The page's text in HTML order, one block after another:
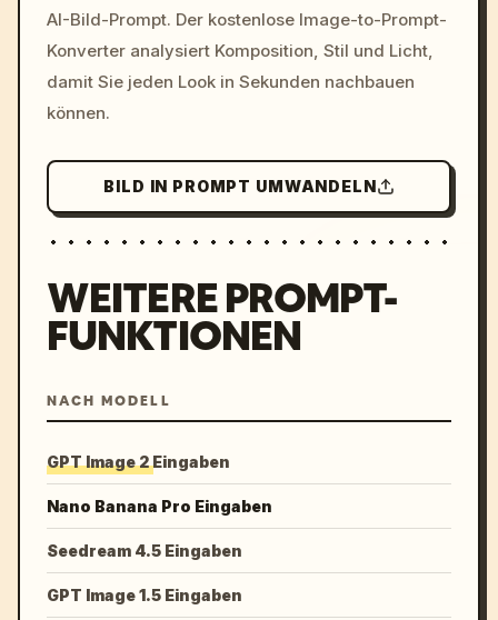
colors, 8k --v 6.0
AI-Bild-Prompt. Der kostenlose Image-to-Prompt-
Konverter analysiert Komposition, Stil und Licht,
damit Sie jeden Look in Sekunden nachbauen
können.
BILD IN PROMPT UMWANDELN
WEITERE PROMPT-
FUNKTIONEN
NACH MODELL
GPT Image 2 Eingaben
Nano Banana Pro Eingaben
Seedream 4.5 Eingaben
GPT Image 1.5 Eingaben